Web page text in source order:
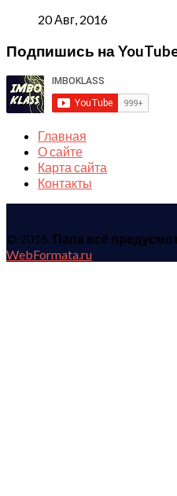
20 Авг, 2016
Подпишись на
Главная
О сайте
Карта сайта
Контакты
© 2016. Папа всё
WebFormata.ru